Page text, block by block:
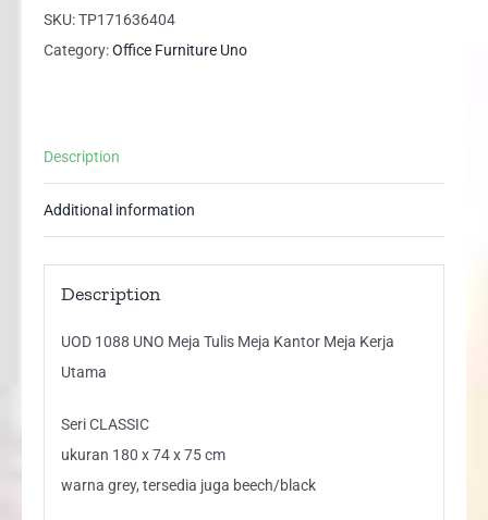
Meja
Tulis
Kerja
SKU:TP171636404
Category:Office Furniture Uno
Description
Additional information
Description
UOD 1088 UNO Meja Tulis Meja Kantor Meja Kerja
Utama
Seri CLASSIC
ukuran 180 x 74 x 75 cm
warna grey, tersedia juga beech/black